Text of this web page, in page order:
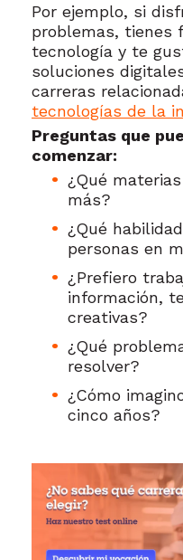
Por ejemplo, si
problemas, tienes
tecnología y te
soluciones
carreras
tecnologías de la
Preguntas que
comenzar:
¿Qué
más?
¿Qué
personas en
¿Prefiero
información,
creativas?
¿Qué
resolver?
¿Cómo
cinco años?